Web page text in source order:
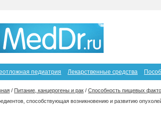
педиатрия Лекарственные средства
/ Питание, канцерогены и рак / Способность пищевых
способствующая возникновению и развитию